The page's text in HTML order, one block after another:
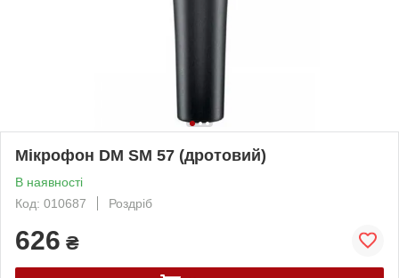
Мікрофон DM SM 57 (дротовий)
В наявності
Код: 010687
Роздріб
626 ₴